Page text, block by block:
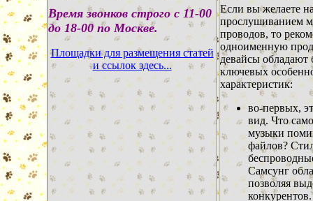
Время звонков строго с 11-00
до 18-00 по Москве.
Площадки для размещения статей
и ссылок здесь...
Если вы желаете
прослушиванием
проводов, то
одноименную
девайсы
ключевых
характеристик:
во-первых,
вид. Что
музыки
файлов?
Самсунг
позволяя